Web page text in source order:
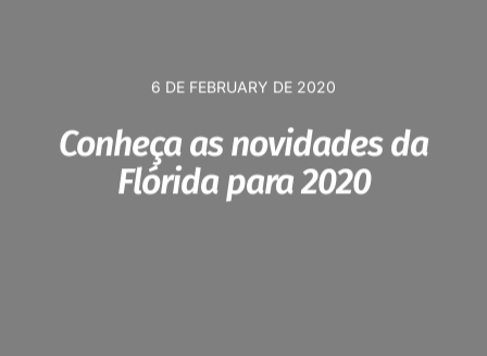
6 DE FEBRUARY DE 2020
Conheça as novidades da
Flórida para 2020